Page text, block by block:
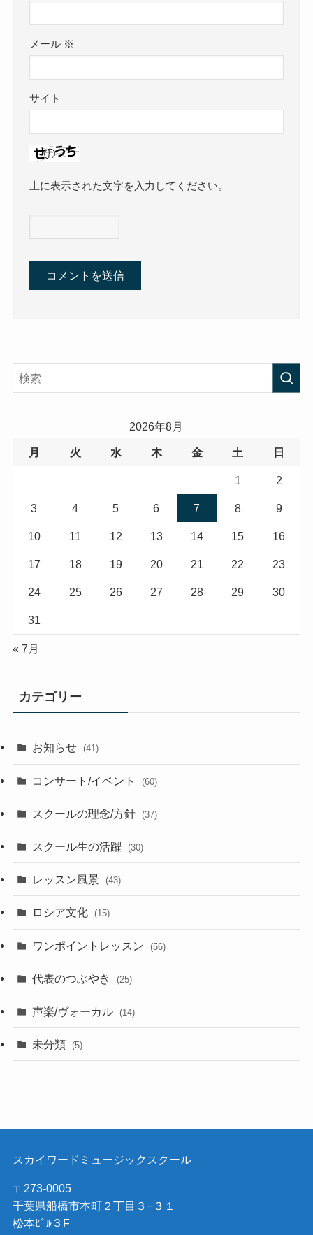
メール ※
サイト
上に表示された文字を入力してください。
2026年8月
月 火 水 木 金 土 日
1 2
3 4 5 6 7 8 9
10 11 12 13 14 15 16
17 18 19 20 21 22 23
24 25 26 27 28 29 30
31
« 7月
カテゴリー
お知らせ (41)
コンサート/イベント (60)
スクールの理念/方針 (37)
スクール生の活躍 (30)
レッスン風景 (43)
ロシア文化 (15)
ワンポイントレッスン (56)
代表のつぶやき (25)
声楽/ヴォーカル (14)
未分類 (5)
スカイワードミュージックスクール
〒273-0005
千葉県船橋市本町２丁目３−３１
松本ﾋﾞﾙ３F